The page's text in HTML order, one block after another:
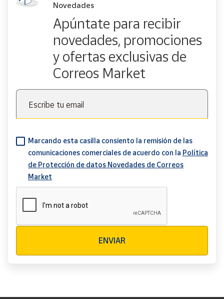
Novedades
Apúntate para recibir
novedades, promociones
y ofertas exclusivas de
Correos Market
Escribe tu email
Marcando esta casilla consiento la remisión de las
comunicaciones comerciales de acuerdo con la Política
de Protección de datos Novedades de Correos
Market
ENVIAR